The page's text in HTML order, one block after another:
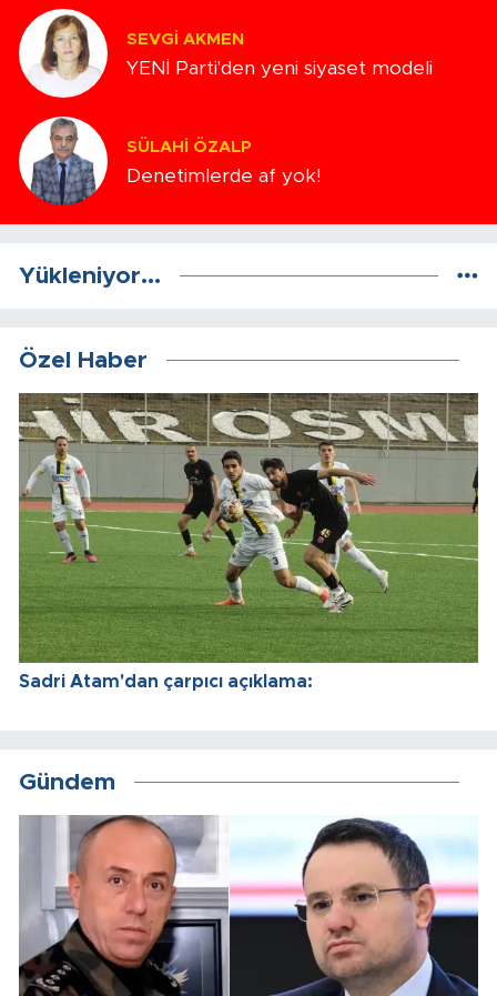
SEVGI AKMEN
YENİ Parti'den yeni siyaset modeli
SÜLAHI ÖZALP
Denetimlerde af yok!
Yükleniyor...
Özel Haber
Sadri Atam'dan çarpıcı açıklama:
Gündem